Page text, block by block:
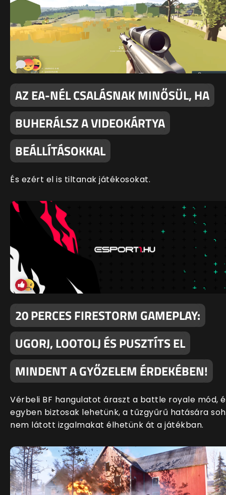
AZ EA-NÉL CSALÁSNAK MINŐSÜL, HA
BUHERÁLSZ A VIDEOKÁRTYA
BEÁLLÍTÁSOKKAL
És ezért el is tiltanak játékosokat.
20 PERCES FIRESTORM GAMEPLAY:
UGORJ, LOOTOLJ ÉS PUSZTÍTS EL
MINDENT A GYŐZELEM ÉRDEKÉBEN!
Vérbeli BF hangulatot áraszt a battle royale mód,
egyben biztosak lehetünk, a tűzgyűrű hatására
nem látott izgalmakat élhetünk át a játékban.